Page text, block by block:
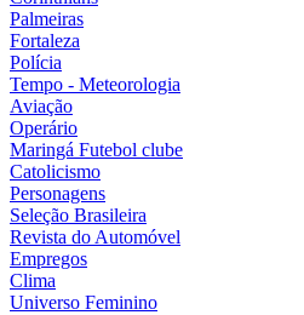
Palmeiras
Fortaleza
Polícia
Tempo - Meteorologia
Aviação
Operário
Maringá Futebol clube
Catolicismo
Personagens
Seleção Brasileira
Revista do Automóvel
Empregos
Clima
Universo Feminino